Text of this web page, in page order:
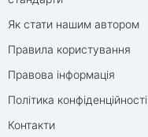
Як стати нашим автором
Правила користування
Правова інформація
Політика конфіденційності
Контакти